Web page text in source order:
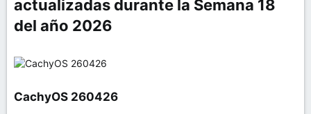
actualizadas durante la Semana 18
del año 2026​
CachyOS 260426​